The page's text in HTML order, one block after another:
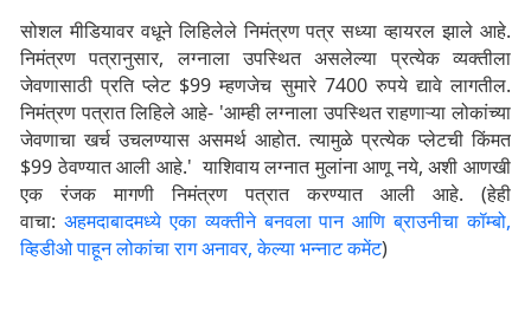
सोशल मीडियावर वधूने लिहिलेले निमंत्रण पत्र सध्या व्हायरल झाले आहे.
निमंत्रण पत्रानुसार, लग्नाला उपस्थित असलेल्या प्रत्येक व्यक्तीला
जेवणासाठी प्रति प्लेट $99 म्हणजेच सुमारे 7400 रुपये द्यावे लागतील.
निमंत्रण पत्रात लिहिले आहे- 'आम्ही लग्नाला उपस्थित राहणाऱ्या लोकांच्या
जेवणाचा खर्च उचलण्यास असमर्थ आहोत. त्यामुळे प्रत्येक प्लेटची किंमत
$99 ठेवण्यात आली आहे.' याशिवाय लग्नात मुलांना आणू नये, अशी आणखी
एक रंजक मागणी निमंत्रण पत्रात करण्यात आली आहे. (हेही
वाचा: अहमदाबादमध्ये एका व्यक्तीने बनवला पान आणि ब्राउनीचा कॉम्बो,
व्हिडीओ पाहून लोकांचा राग अनावर, केल्या भन्नाट कमेंट)